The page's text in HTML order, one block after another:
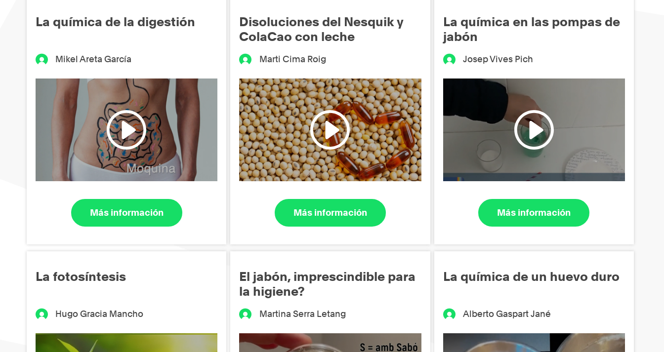
La química de la digestión
Mikel Areta García
Más información
Disoluciones del Nesquik y
ColaCao con leche
Marti Cima Roig
Más información
La química en las pompas de
jabón
Josep Vives Pich
Más información
La fotosíntesis
Hugo Gracia Mancho
El jabón, imprescindible para
la higiene?
Martina Serra Letang
La química de un huevo duro
Alberto Gaspart Jané